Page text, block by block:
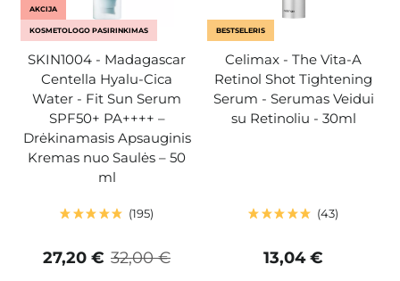
AKCIJA
KOSMETOLOGO PASIRINKIMAS
SKIN1004 - Madagascar
Centella Hyalu-Cica
Water - Fit Sun Serum
SPF50+ PA++++ –
Drėkinamasis Apsauginis
Kremas nuo Saulės – 50
ml
195
32,00 €
27,20 €
BESTSELERIS
Celimax - The Vita-A
Retinol Shot Tightening
Serum - Serumas Veidui
su Retinoliu - 30ml
43
13,04 €